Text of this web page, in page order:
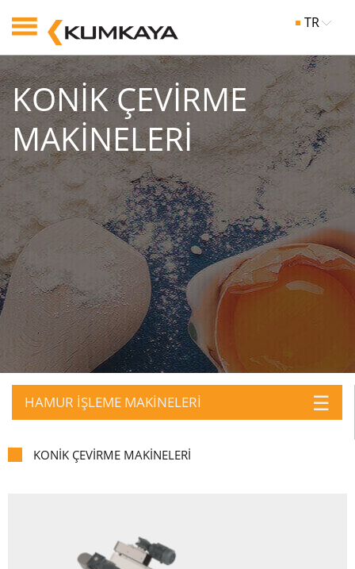
TR
KONİK ÇEVİRME
MAKİNELERİ
HAMUR İŞLEME MAKİNELERİ ☰
KONİK ÇEVİRME MAKİNELERİ